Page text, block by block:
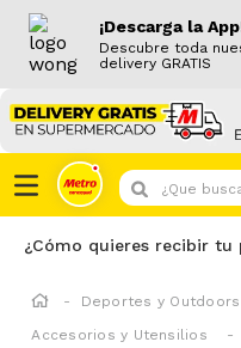
¡Descarga la
Descubre toda
delivery GRATIS
¿Que buscas
¿Cómo quieres recibir tu
Deportes y Outdoors
Accesorios y Utensilios